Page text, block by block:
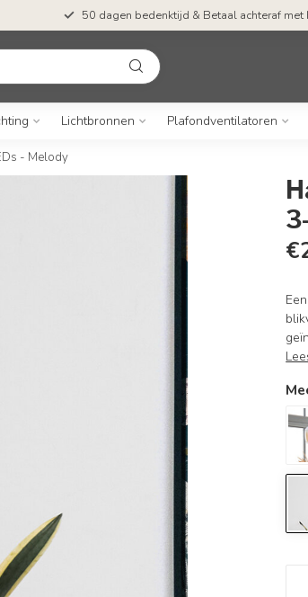
50 dagen bedenktijd & Betaal achteraf met
Lichtbronnen Plafondventilatoren
- Melody